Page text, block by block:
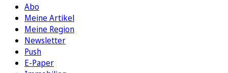
Abo
Meine Artikel
Meine Region
Newsletter
Push
E-Paper